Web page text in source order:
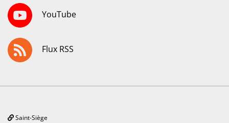
YouTube
Flux RSS
Saint-Siège